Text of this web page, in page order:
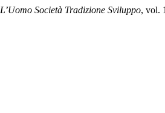
L’Uomo Società Tradizione Sviluppo, vol.